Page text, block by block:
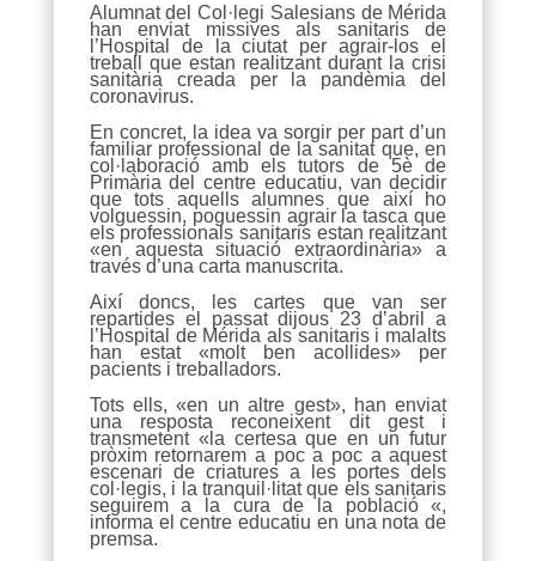
Alumnat del Col·legi Salesians de Mérida
han enviat missives als sanitaris de
l’Hospital de la ciutat per agrair-los el
treball que estan realitzant durant la crisi
sanitària creada per la pandèmia del
coronavirus.
En concret, la idea va sorgir per part d’un
familiar professional de la sanitat que, en
col·laboració amb els tutors de 5è de
Primària del centre educatiu, van decidir
que tots aquells alumnes que així ho
volguessin, poguessin agrair la tasca que
els professionals sanitaris estan realitzant
«en aquesta situació extraordinària» a
través d’una carta manuscrita.
Així doncs, les cartes que van ser
repartides el passat dijous 23 d’abril a
l’Hospital de Mérida als sanitaris i malalts
han estat «molt ben acollides» per
pacients i treballadors.
Tots ells, «en un altre gest», han enviat
una resposta reconeixent dit gest i
transmetent «la certesa que en un futur
pròxim retornarem a poc a poc a aquest
escenari de criatures a les portes dels
col·legis, i la tranquil·litat que els sanitaris
seguirem a la cura de la població «,
informa el centre educatiu en una nota de
premsa.